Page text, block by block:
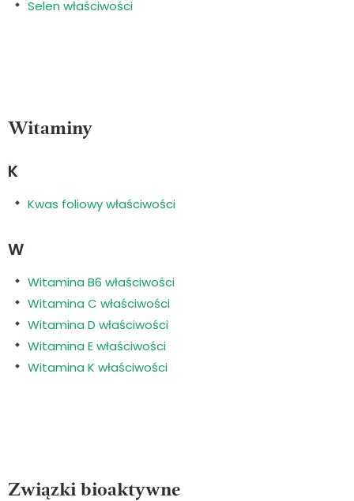
Selen właściwości
Witaminy
K
Kwas foliowy właściwości
W
Witamina B6 właściwości
Witamina C właściwości
Witamina D właściwości
Witamina E właściwości
Witamina K właściwości
Związki bioaktywne